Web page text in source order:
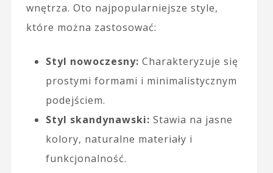
wnętrza. Oto najpopularniejsze style,
które można zastosować:
Styl nowoczesny: Charakteryzuje się
prostymi formami i minimalistycznym
podejściem.
Styl skandynawski: Stawia na jasne
kolory, naturalne materiały i
funkcjonalność.